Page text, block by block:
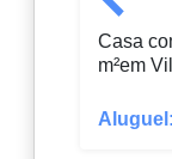
Casa
m²em